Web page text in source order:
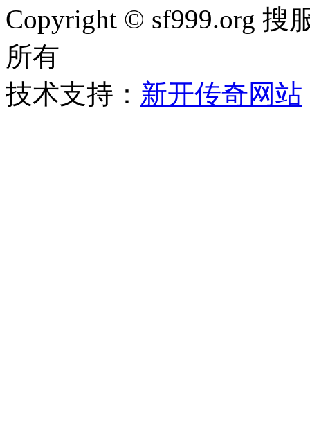
Copyright © sf999.org 搜
所有
技术支持： 新开传奇网站